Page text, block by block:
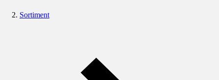
Sortiment